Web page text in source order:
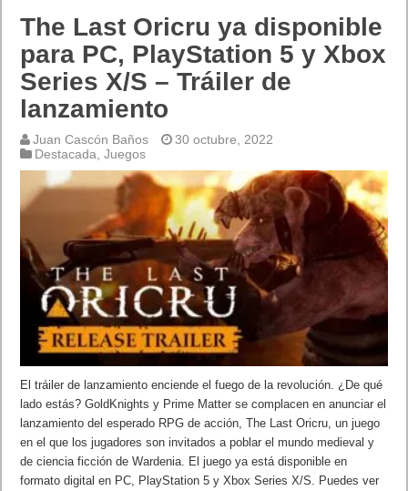
The Last Oricru ya disponible
para PC, PlayStation 5 y Xbox
Series X/S – Tráiler de
lanzamiento
Juan Cascón Baños
30 octubre, 2022
Destacada ,Juegos
El tráiler de lanzamiento enciende el fuego de la revolución. ¿De qué
lado estás? GoldKnights y Prime Matter se complacen en anunciar el
lanzamiento del esperado RPG de acción, The Last Oricru, un juego
en el que los jugadores son invitados a poblar el mundo medieval y
de ciencia ficción de Wardenia. El juego ya está disponible en
formato digital en PC, PlayStation 5 y Xbox Series X/S. Puedes ver